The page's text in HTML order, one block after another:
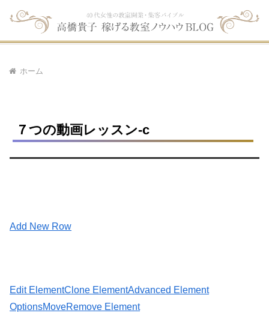
ホーム
７つの動画レッスン-c
Add New Row
Edit ElementClone ElementAdvanced Element
OptionsMoveRemove Element